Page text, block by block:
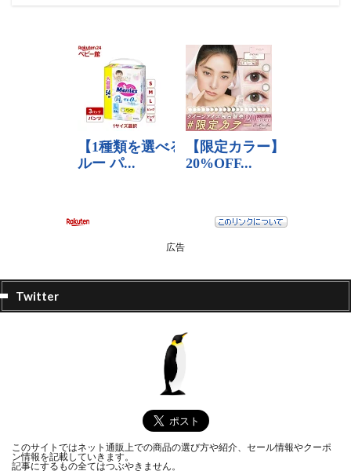
広告
Twitter
このサイトではネット通販上での商品の選び方や紹介、セール情報やクーポ
ン情報を記載していきます。
記事にするもの全てはつぶやきません。